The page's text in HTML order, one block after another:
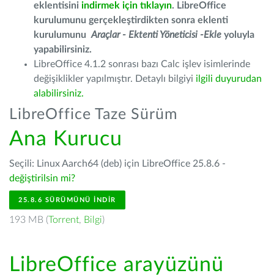
eklentisini indirmek için tıklayın. LibreOffice
kurulumunu gerçekleştirdikten sonra eklenti
kurulumunu Araçlar - Ektenti Yöneticisi -Ekle yoluyla
yapabilirsiniz.
LibreOffice 4.1.2 sonrası bazı Calc işlev isimlerinde
değişiklikler yapılmıştır. Detaylı bilgiyi ilgili duyurudan
alabilirsiniz.
LibreOffice Taze Sürüm
Ana Kurucu
Seçili: Linux Aarch64 (deb) için LibreOffice 25.8.6 -
değiştirilsin mi?
25.8.6 SÜRÜMÜNÜ İNDIR
193 MB (Torrent, Bilgi)
LibreOffice arayüzünü